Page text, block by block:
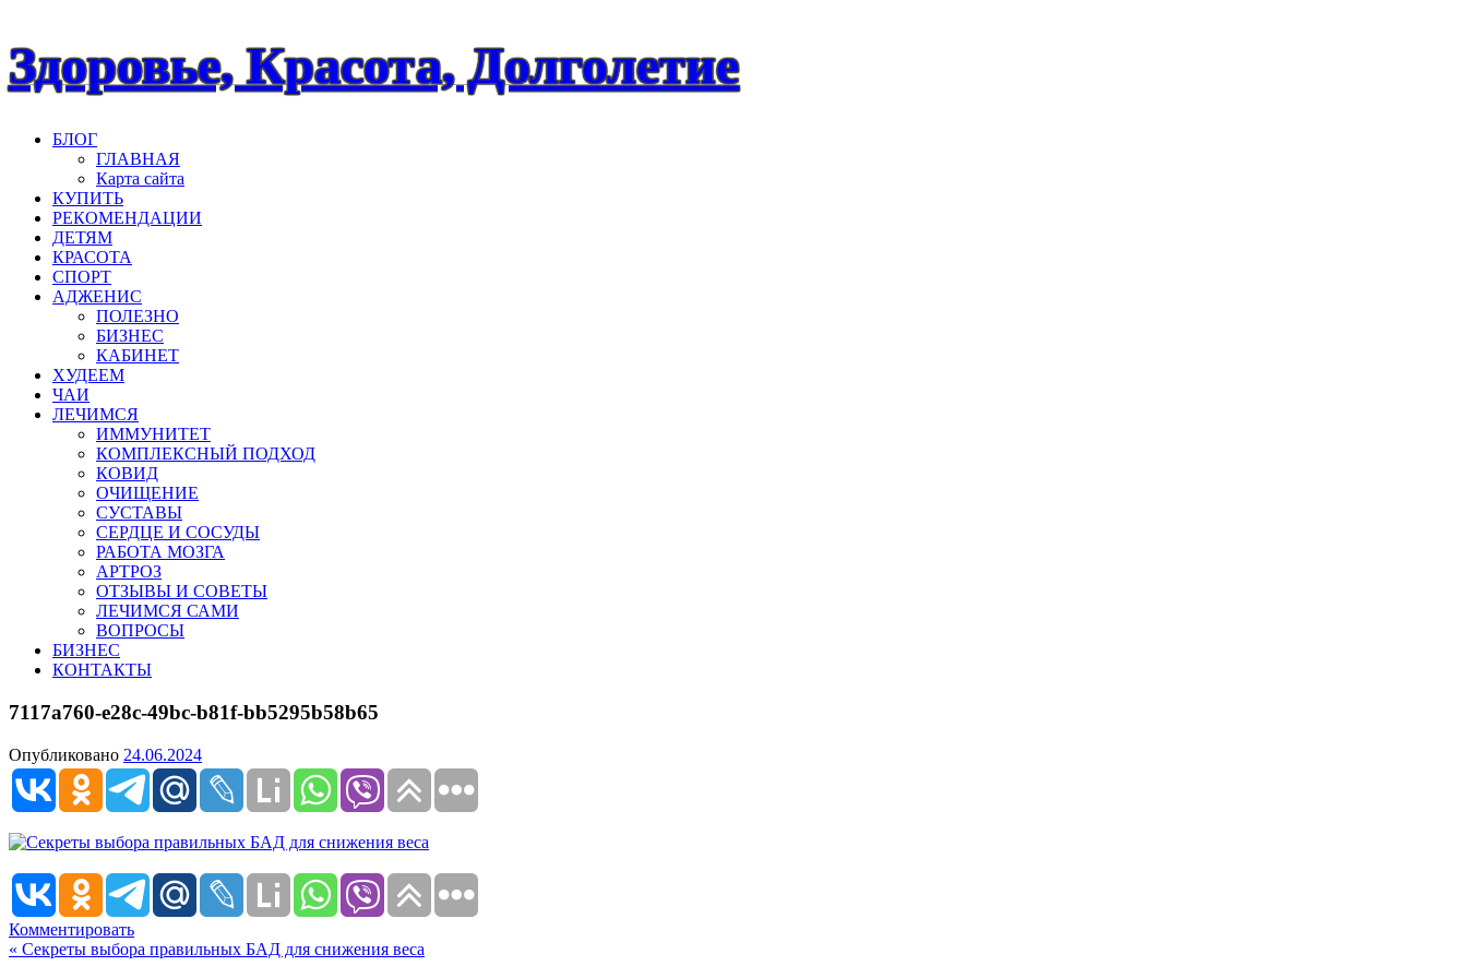
Наверх
Здоровье, Красота, Долголетие
БЛОГ
ГЛАВНАЯ
Карта сайта
КУПИТЬ
РЕКОМЕНДАЦИИ
ДЕТЯМ
КРАСОТА
СПОРТ
АДЖЕНИС
ПОЛЕЗНО
БИЗНЕС
КАБИНЕТ
ХУДЕЕМ
ЧАИ
ЛЕЧИМСЯ
ИММУНИТЕТ
КОМПЛЕКСНЫЙ ПОДХОД
КОВИД
ОЧИЩЕНИЕ
СУСТАВЫ
СЕРДЦЕ И СОСУДЫ
РАБОТА МОЗГА
АРТРОЗ
ОТЗЫВЫ И СОВЕТЫ
ЛЕЧИМСЯ САМИ
ВОПРОСЫ
БИЗНЕС
КОНТАКТЫ
7117a760-e28c-49bc-b81f-bb5295b58b65
Опубликовано 24.06.2024
Комментировать
Навигация
« Секреты выбора правильных БАД для снижения веса